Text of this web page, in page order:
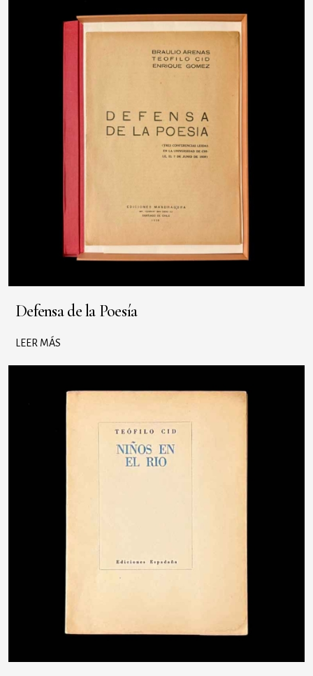
Defensa de la Poesía
LEER MÁS